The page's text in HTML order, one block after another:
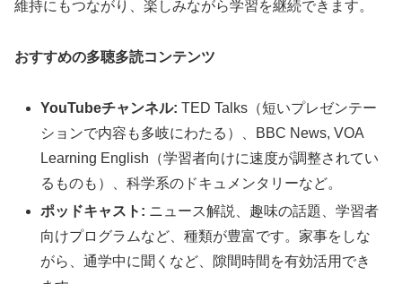
維持にもつながり、楽しみながら学習を継続できます。
おすすめの多聴多読コンテンツ
YouTubeチャンネル: TED Talks（短いプレゼンテー
ションで内容も多岐にわたる）、BBC News, VOA
Learning English（学習者向けに速度が調整されてい
るものも）、科学系のドキュメンタリーなど。
ポッドキャスト: ニュース解説、趣味の話題、学習者
向けプログラムなど、種類が豊富です。家事をしな
がら、通学中に聞くなど、隙間時間を有効活用でき